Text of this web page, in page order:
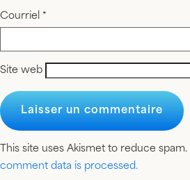
Courriel *
Site web
This site uses Akismet to reduce spam.
comment data is processed.